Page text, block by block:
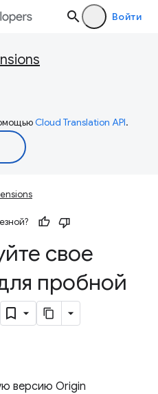
Войти
Cloud Translation API.
свое
пробной
версию Origin